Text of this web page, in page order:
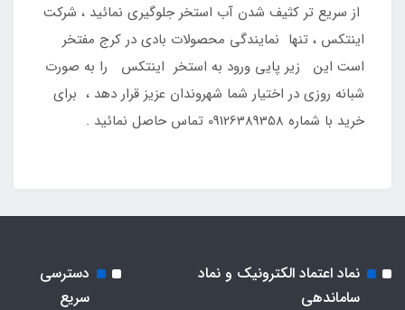
از سریع تر کثیف شدن آب استخر جلوگیری نمائید ، شرکت
اینتکس ، تنها نمایندگی محصولات بادی در کرج مفتخر
است این زیر پایی ورود به استخر اینتکس را به صورت
شبانه روزی در اختیار شما شهروندان عزیز قرار دهد ، برای
خرید با شماره 09126389358 تماس حاصل نمائید .
نماد اعتماد الکترونیک و نماد
ساماندهی
دسترسی
سریع